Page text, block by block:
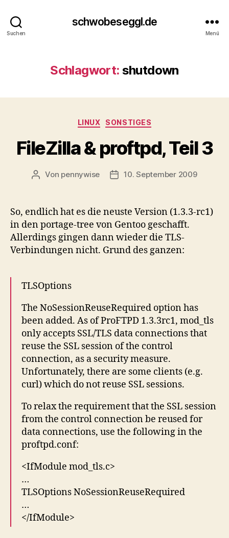
Suchen
schwobeseggl.de
Menü
Schlagwort: shutdown
Kategorien
LINUX SONSTIGES
FileZilla & proftpd, Teil 3
Beitragsautor
Von pennywise Veröffentlichungsdatum
10. September 2009
So, endlich hat es die neuste Version (1.3.3-rc1)
in den portage-tree von Gentoo geschafft.
Allerdings gingen dann wieder die TLS-
Verbindungen nicht. Grund des ganzen:
TLSOptions
The NoSessionReuseRequired option has
been added. As of ProFTPD 1.3.3rc1, mod_tls
only accepts SSL/TLS data connections that
reuse the SSL session of the control
connection, as a security measure.
Unfortunately, there are some clients (e.g.
curl) which do not reuse SSL sessions.
To relax the requirement that the SSL session
from the control connection be reused for
data connections, use the following in the
proftpd.conf:
<IfModule mod_tls.c>
…
TLSOptions NoSessionReuseRequired
…
</IfModule>